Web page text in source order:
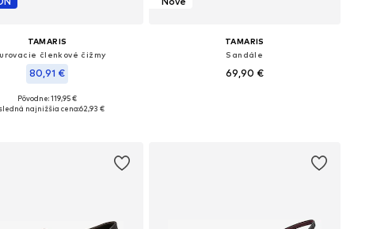
TAMARIS
členkové čižmy
80,91 €
veľkosti: 36, 37, 38, 39, 40
Pôvodne: 119,95 €
najnižšia cena:62,93 €
TAMARIS
Sandále
69,90 €